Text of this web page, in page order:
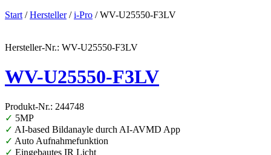
Start /Hersteller/i-Pro / WV-U25550-F3LV
Hersteller-Nr.: WV-U25550-F3LV
WV-U25550-F3LV
Produkt-Nr.: 244748
✓ 5MP
✓ AI-based Bildanayle durch AI-AVMD App
✓ Auto Aufnahmefunktion
✓ Eingebautes IR Licht